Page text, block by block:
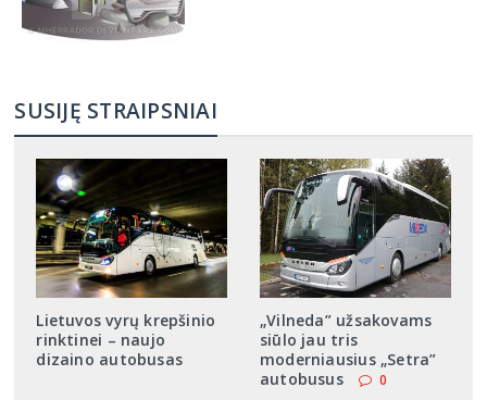
SUSIJĘ STRAIPSNIAI
Lietuvos vyrų krepšinio
rinktinei – naujo
dizaino autobusas
„Vilneda” užsakovams
siūlo jau tris
moderniausius „Setra”
autobusus
0